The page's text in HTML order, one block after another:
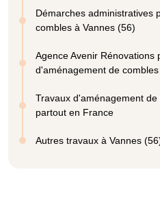
Démarches administratives
combles à Vannes (56)
Agence Avenir Rénovations
d'aménagement de
Travaux d'aménagement
partout en France
Autres travaux à Vannes